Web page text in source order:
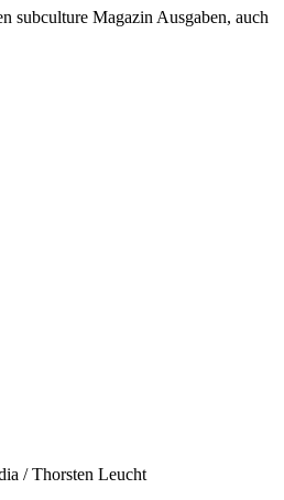
subculture Magazin Ausgaben, auch
/ Thorsten Leucht